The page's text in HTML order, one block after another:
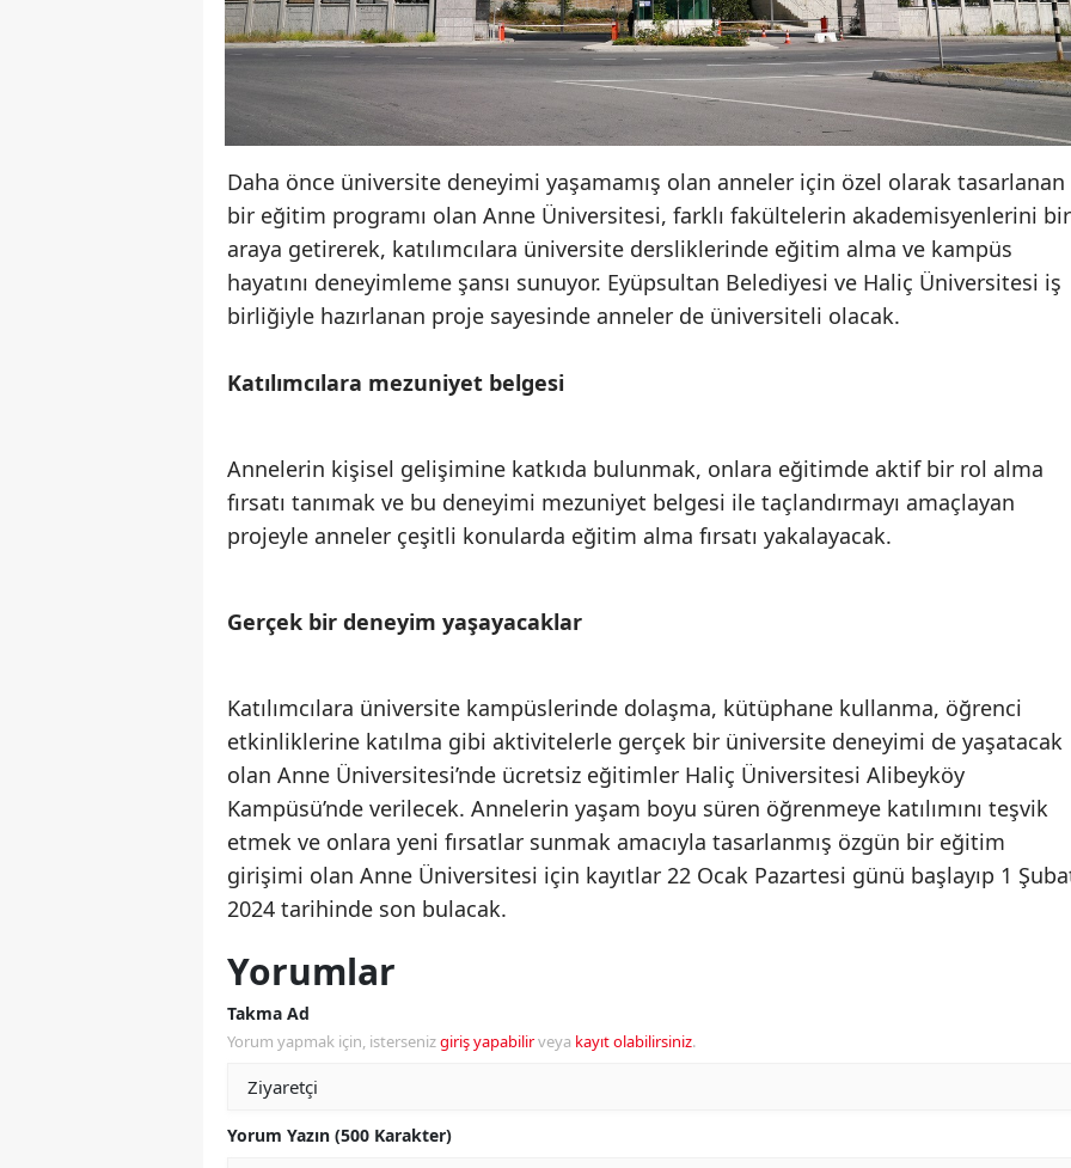
Daha önce üniversite deneyimi yaşamamış olan anneler için özel olarak tasarlanan
bir eğitim programı olan Anne Üniversitesi, farklı fakültelerin akademisyenlerini bir
araya getirerek, katılımcılara üniversite dersliklerinde eğitim alma ve kampüs
hayatını deneyimleme şansı sunuyor. Eyüpsultan Belediyesi ve Haliç Üniversitesi iş
birliğiyle hazırlanan proje sayesinde anneler de üniversiteli olacak.
Katılımcılara mezuniyet belgesi
Annelerin kişisel gelişimine katkıda bulunmak, onlara eğitimde aktif bir rol alma
fırsatı tanımak ve bu deneyimi mezuniyet belgesi ile taçlandırmayı amaçlayan
projeyle anneler çeşitli konularda eğitim alma fırsatı yakalayacak.
Gerçek bir deneyim yaşayacaklar
Katılımcılara üniversite kampüslerinde dolaşma, kütüphane kullanma, öğrenci
etkinliklerine katılma gibi aktivitelerle gerçek bir üniversite deneyimi de yaşatacak
olan Anne Üniversitesi’nde ücretsiz eğitimler Haliç Üniversitesi Alibeyköy
Kampüsü’nde verilecek. Annelerin yaşam boyu süren öğrenmeye katılımını teşvik
etmek ve onlara yeni fırsatlar sunmak amacıyla tasarlanmış özgün bir eğitim
girişimi olan Anne Üniversitesi için kayıtlar 22 Ocak Pazartesi günü başlayıp 1
2024 tarihinde son bulacak.
Yorumlar
Takma Ad
Yorum yapmak için, istersenizgiriş yapabilirveya kayıt olabilirsiniz.
Yorum Yazın (500 Karakter)